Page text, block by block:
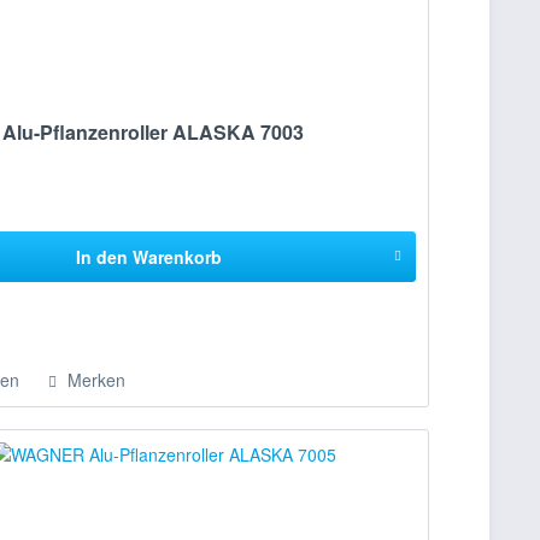
Alu-Pflanzenroller ALASKA 7003
In den Warenkorb
Merken